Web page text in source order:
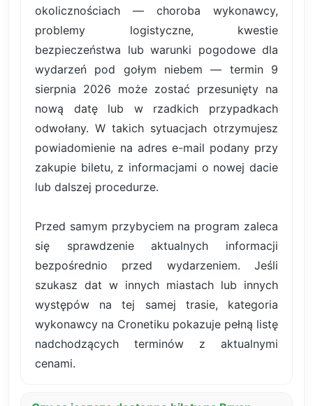
okolicznościach — choroba wykonawcy,
problemy logistyczne, kwestie
bezpieczeństwa lub warunki pogodowe dla
wydarzeń pod gołym niebem — termin 9
sierpnia 2026 może zostać przesunięty na
nową datę lub w rzadkich przypadkach
odwołany. W takich sytuacjach otrzymujesz
powiadomienie na adres e-mail podany przy
zakupie biletu, z informacjami o nowej dacie
lub dalszej procedurze.
Przed samym przybyciem na program zaleca
się sprawdzenie aktualnych informacji
bezpośrednio przed wydarzeniem. Jeśli
szukasz dat w innych miastach lub innych
występów na tej samej trasie, kategoria
wykonawcy na Cronetiku pokazuje pełną listę
nadchodzących terminów z aktualnymi
cenami.